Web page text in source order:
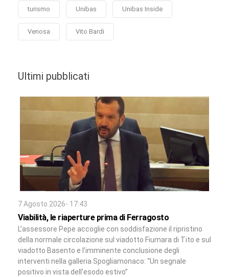
turismo Unibas Unibas Inside
Venosa Vito Bardi
Ultimi pubblicati
7 Agosto 2026- 17:43
Viabilità, le riaperture prima di Ferragosto
L’assessore Pepe accoglie con soddisfazione il ripristino
della normale circolazione sul viadotto Fiumara di Tito e sul
viadotto Basento e l’imminente conclusione degli
interventi nella galleria Spogliamonaco: “Un segnale
positivo in vista dell’esodo estivo”